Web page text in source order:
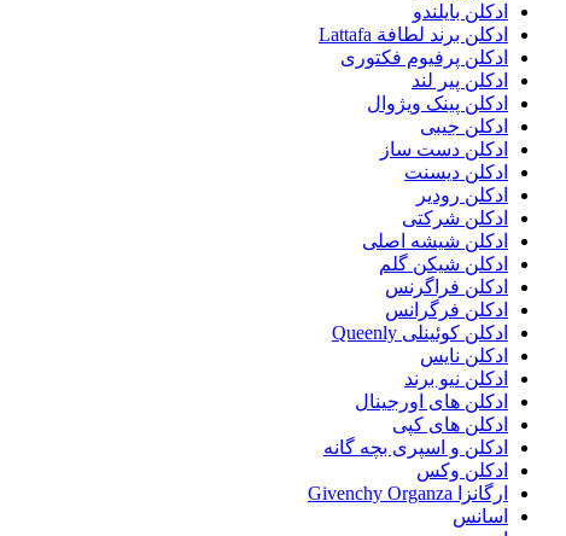
ادکلن بایلندو
ادکلن برند لطافة Lattafa
ادکلن پرفیوم فکتوری
ادکلن پیر لند
ادکلن پینک ویژوال
ادکلن جیبی
ادکلن دست ساز
ادکلن دیسنت
ادکلن رودیر
ادکلن شرکتی
ادکلن شیشه اصلی
ادکلن شیکن گلم
ادکلن فراگرنس
ادکلن فرگرانس
ادکلن کوئینلی Queenly
ادکلن نایس
ادکلن نیو برند
ادکلن های اورجینال
ادکلن های کپی
ادکلن و اسپری بچه گانه
ادکلن وکس
ارگانزا Givenchy Organza
اسانس